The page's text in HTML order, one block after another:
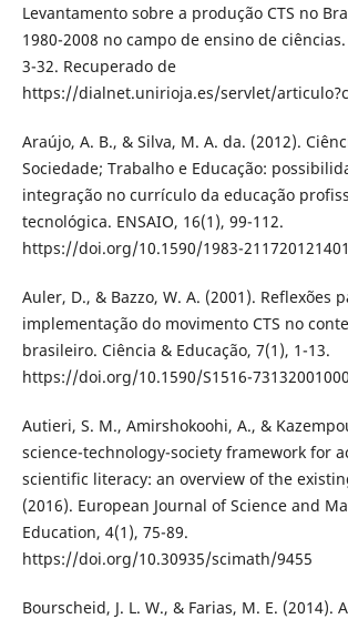
Levantamento sobre a produção CTS no
1980-2008 no campo de ensino de
3-32. Recuperado de
https://dialnet.unirioja.es/servlet/
Araújo, A. B., & Silva, M. A. da. (2012).
Sociedade; Trabalho e Educação:
integração no currículo da educação
tecnológica. ENSAIO, 16(1), 99-112.
https://doi.org/10.1590/1983-
Auler, D., & Bazzo, W. A. (2001). Reflexões
implementação do movimento CTS no
brasileiro. Ciência & Educação, 7(1), 1-13.
https://doi.org/10.1590/S1516-
Autieri, S. M., Amirshokoohi, A., &
science-technology-society framework for
scientific literacy: an overview of the
(2016). European Journal of Science and
Education, 4(1), 75-89.
https://doi.org/10.30935/scimath/9455
Bourscheid, J. L. W., & Farias, M. E. (2014).